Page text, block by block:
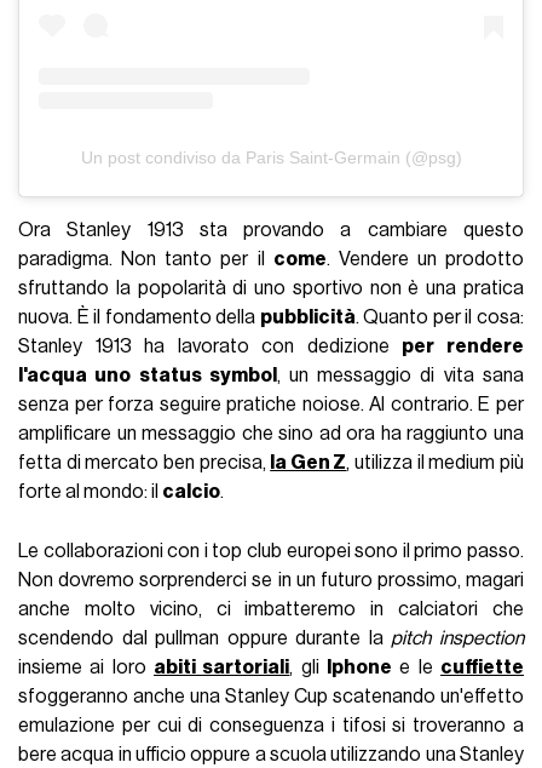
Un post condiviso da Paris Saint-Germain (@psg)
Ora Stanley 1913 sta provando a cambiare questo
paradigma. Non tanto per il come. Vendere un prodotto
sfruttando la popolarità di uno sportivo non è una pratica
nuova. È il fondamento della pubblicità. Quanto per il cosa:
Stanley 1913 ha lavorato con dedizione per rendere
l'acqua uno status symbol , un messaggio di vita sana
senza per forza seguire pratiche noiose. Al contrario. E per
amplificare un messaggio che sino ad ora ha raggiunto una
fetta di mercato ben precisa, la Gen Z, utilizza il medium più
forte al mondo: il calcio.
Le collaborazioni con i top club europei sono il primo passo.
Non dovremo sorprenderci se in un futuro prossimo, magari
anche molto vicino, ci imbatteremo in calciatori che
scendendo dal pullman oppure durante la pitch inspection
insieme ai loro abiti sartoriali, gli Iphone e le cuffiette
sfoggeranno anche una Stanley Cup scatenando un'effetto
emulazione per cui di conseguenza i tifosi si troveranno a
bere acqua in ufficio oppure a scuola utilizzando una Stanley